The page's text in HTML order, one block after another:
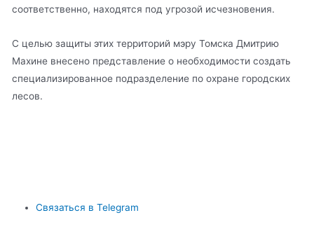
соответственно, находятся под угрозой исчезновения.
С целью защиты этих территорий мэру Томска Дмитрию
Махине внесено представление о необходимости создать
специализированное подразделение по охране городских
лесов.
Связаться в Telegram